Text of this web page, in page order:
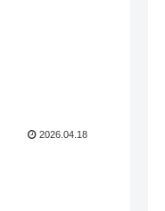
2026.04.18